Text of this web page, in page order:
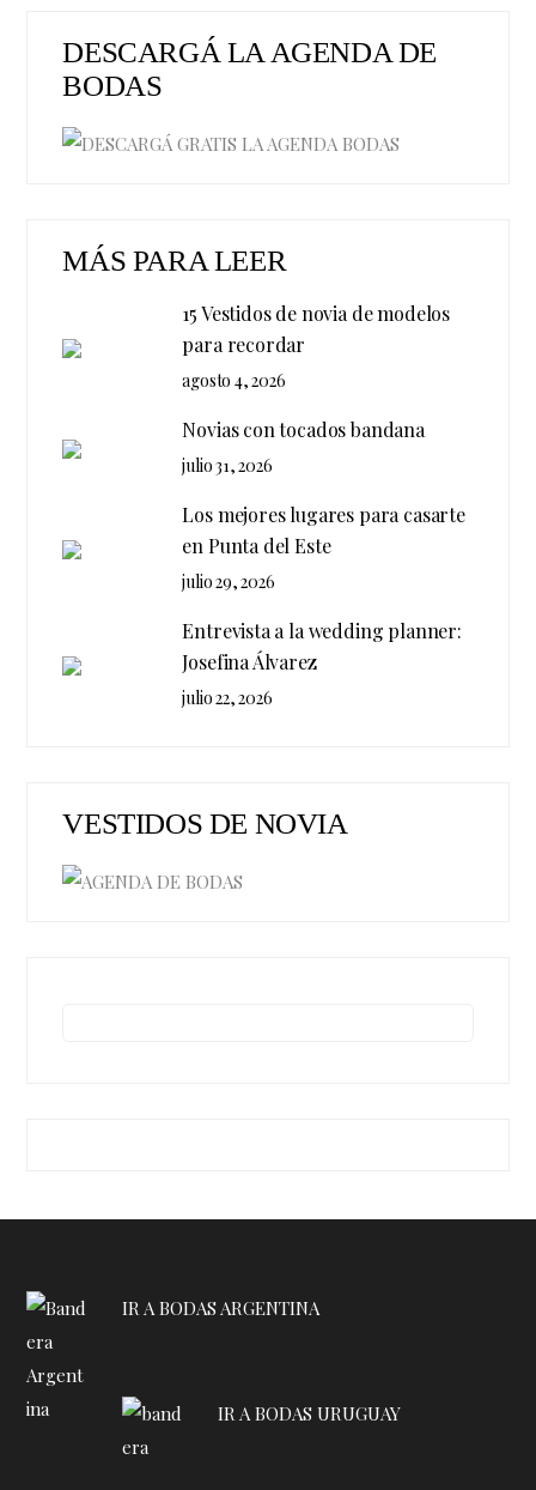
DESCARGÁ LA AGENDA DE
BODAS
MÁS PARA LEER
15 Vestidos de novia de modelos
para recordar
agosto 4, 2026
Novias con tocados bandana
julio 31, 2026
Los mejores lugares para casarte
en Punta del Este
julio 29, 2026
Entrevista a la wedding planner:
Josefina Álvarez
julio 22, 2026
VESTIDOS DE NOVIA
IR A BODAS ARGENTINA
IR A BODAS URUGUAY